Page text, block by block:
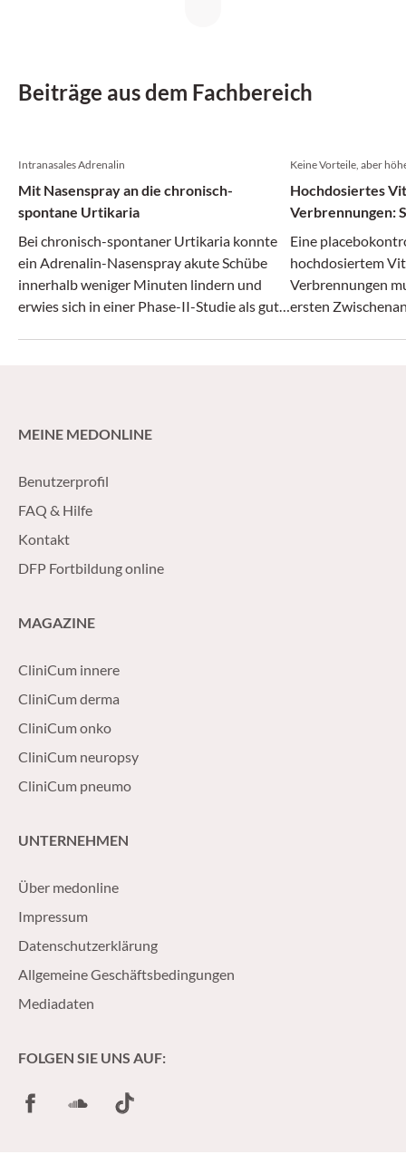
Beiträge aus dem Fachbereich
Intranasales Adrenalin
Mit Nasenspray an die chronisch-
spontane Urtikaria
Bei chronisch-spontaner Urtikaria konnte
ein Adrenalin-Nasenspray akute Schübe
innerhalb weniger Minuten lindern und
erwies sich in einer Phase-II-Studie als gut
Keine Vorteile, aber
Hochdosiertes
Verbrennungen:
Eine
hochdosiertem
Verbrennungen
ersten
MEINE MEDONLINE
Benutzerprofil
FAQ & Hilfe
Kontakt
DFP Fortbildung online
MAGAZINE
CliniCum innere
CliniCum derma
CliniCum onko
CliniCum neuropsy
CliniCum pneumo
UNTERNEHMEN
Über medonline
Impressum
Datenschutzerklärung
Allgemeine Geschäftsbedingungen
Mediadaten
FOLGEN SIE UNS AUF:
FacebookSoundCloud
TikTok